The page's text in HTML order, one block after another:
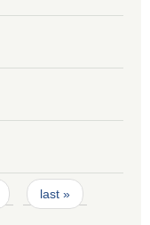
last »